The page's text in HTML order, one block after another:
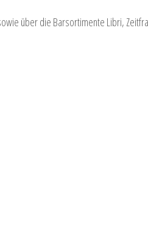
über die Barsortimente Libri,